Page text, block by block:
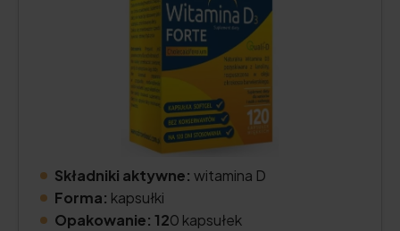
Składniki aktywne: witamina D
Forma: kapsułki
Opakowanie: 120 kapsułek